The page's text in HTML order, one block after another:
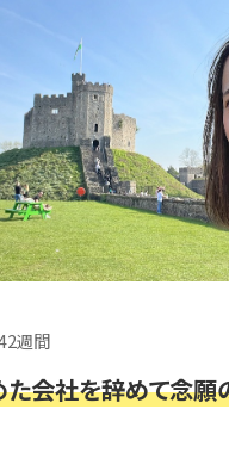
週間
会社を辞めて念願